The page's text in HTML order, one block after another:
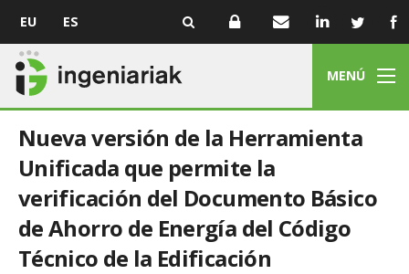
EU ES
MENÚ
Nueva versión de la Herramienta
Unificada que permite la
verificación del Documento Básico
de Ahorro de Energía del Código
Técnico de la Edificación